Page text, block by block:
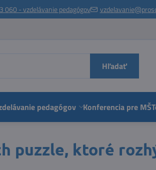
060 - vzdelávanie pedagógov
Hľadať
pedagógov Konferencia pre MŠ
puzzle, ktoré